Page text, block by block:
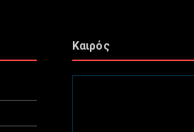
Καιρός